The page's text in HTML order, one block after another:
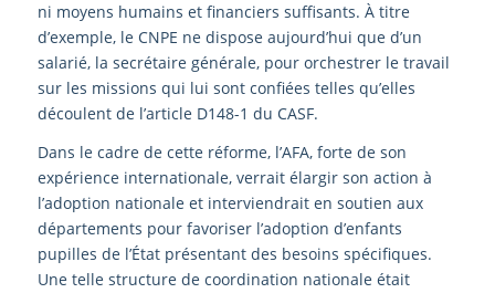
ni moyens humains et financiers suffisants. À titre
d’exemple, le CNPE ne dispose aujourd’hui que d’un
salarié, la secrétaire générale, pour orchestrer le travail
sur les missions qui lui sont confiées telles qu’elles
découlent de l’article D148-1 du CASF.
Dans le cadre de cette réforme, l’AFA, forte de son
expérience internationale, verrait élargir son action à
l’adoption nationale et interviendrait en soutien aux
départements pour favoriser l’adoption d’enfants
pupilles de l’État présentant des besoins spécifiques.
Une telle structure de coordination nationale était